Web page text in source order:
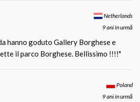
Netherlands
9 ani în urmă
hanno goduto Gallery Borghese e
il parco Borghese. Bellissimo !!!!"
Poland
9 ani în urmă